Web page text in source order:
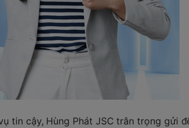
tin cậy, Hùng Phát JSC trân trọng gửi